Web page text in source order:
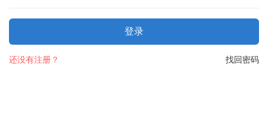
登录
找回密码
还没有注册？